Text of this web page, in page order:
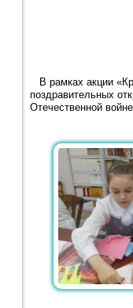
В рамках акции
поздравительных
Отечественной войне.